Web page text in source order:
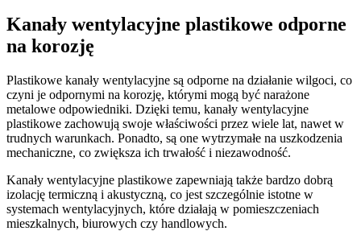
Kanały wentylacyjne plastikowe odporne
na korozję
Plastikowe kanały wentylacyjne są odporne na działanie wilgoci, co
czyni je odpornymi na korozję, którymi mogą być narażone
metalowe odpowiedniki. Dzięki temu, kanały wentylacyjne
plastikowe zachowują swoje właściwości przez wiele lat, nawet w
trudnych warunkach. Ponadto, są one wytrzymałe na uszkodzenia
mechaniczne, co zwiększa ich trwałość i niezawodność.
Kanały wentylacyjne plastikowe zapewniają także bardzo dobrą
izolację termiczną i akustyczną, co jest szczególnie istotne w
systemach wentylacyjnych, które działają w pomieszczeniach
mieszkalnych, biurowych czy handlowych.